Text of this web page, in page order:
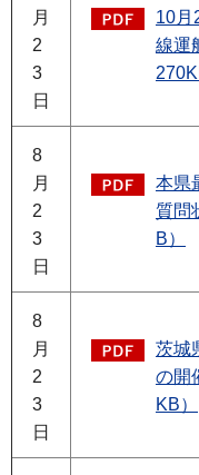
月
2
3
日
10月
線運
8
月
2
3
日
本県
質問
B）
8
月
2
3
日
茨城
の開
KB）